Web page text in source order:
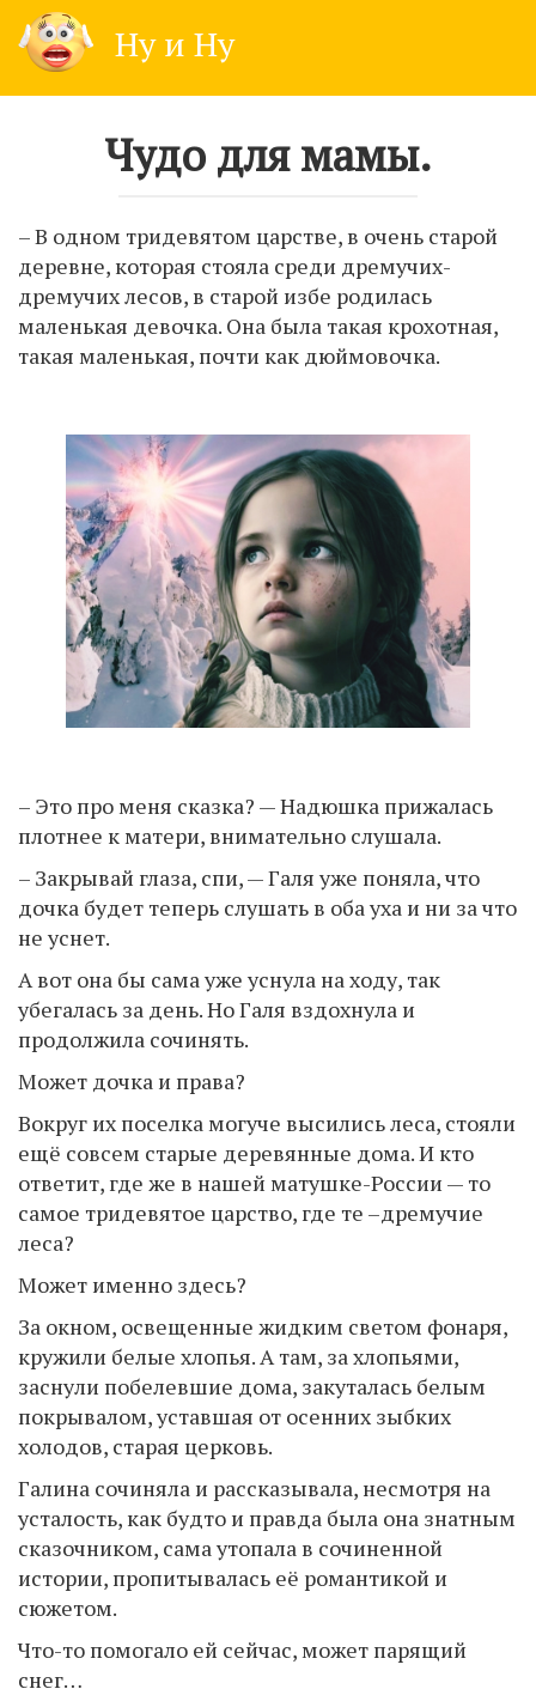
content
Ну и Ну
Чудо для мамы.
– В одном тридевятом царстве, в очень старой
деревне, которая стояла среди дремучих-
дремучих лесов, в старой избе родилась
маленькая девочка. Она была такая крохотная,
такая маленькая, почти как дюймовочка.
– Это про меня сказка? — Надюшка прижалась
плотнее к матери, внимательно слушала.
– Закрывай глаза, спи, — Галя уже поняла, что
дочка будет теперь слушать в оба уха и ни за что
не уснет.
А вот она бы сама уже уснула на ходу, так
убегалась за день. Но Галя вздохнула и
продолжила сочинять.
Может дочка и права?
Вокруг их поселка могуче высились леса, стояли
ещё совсем старые деревянные дома. И кто
ответит, где же в нашей матушке-России — то
самое тридевятое царство, где те –дремучие
леса?
Может именно здесь?
За окном, освещенные жидким светом фонаря,
кружили белые хлопья. А там, за хлопьями,
заснули побелевшие дома, закуталась белым
покрывалом, уставшая от осенних зыбких
холодов, старая церковь.
Галина сочиняла и рассказывала, несмотря на
усталость, как будто и правда была она знатным
сказочником, сама утопала в сочиненной
истории, пропитывалась её романтикой и
сюжетом.
Что-то помогало ей сейчас, может парящий
снег…